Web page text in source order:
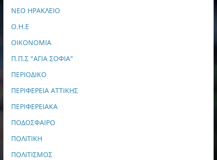
ΝΕΟ ΗΡΑΚΛΕΙΟ
Ο.Η.Ε
ΟΙΚΟΝΟΜΙΑ
Π.Π.Σ "ΑΓΙΑ ΣΟΦΙΑ"
ΠΕΡΙΟΔΙΚΟ
ΠΕΡΙΦΕΡΕΙΑ ΑΤΤΙΚΗΣ
ΠΕΡΙΦΕΡΕΙΑΚΑ
ΠΟΔΟΣΦΑΙΡΟ
ΠΟΛΙΤΙΚΗ
ΠΟΛΙΤΙΣΜΟΣ